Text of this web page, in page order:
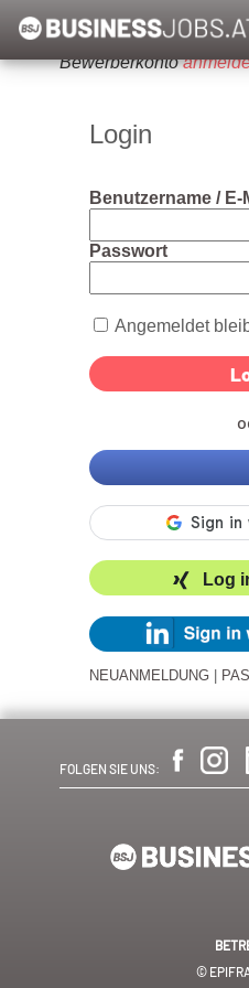
Um diese Funktion
Bewerberkonto
Login
Benutzername / E-
Passwort
Angemeldet
Log
NEUANMELDUNG
FOLGEN SIE UNS:
©